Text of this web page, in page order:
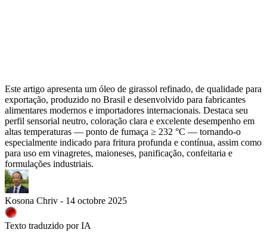
Este artigo apresenta um óleo de girassol refinado, de qualidade para
exportação, produzido no Brasil e desenvolvido para fabricantes
alimentares modernos e importadores internacionais. Destaca seu
perfil sensorial neutro, coloração clara e excelente desempenho em
altas temperaturas — ponto de fumaça ≥ 232 °C — tornando-o
especialmente indicado para fritura profunda e contínua, assim como
para uso em vinagretes, maioneses, panificação, confeitaria e
formulações industriais.
Kosona Chriv - 14 octobre 2025
Texto traduzido por IA